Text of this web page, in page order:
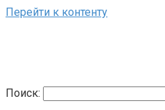
Перейти к контенту
Поиск: